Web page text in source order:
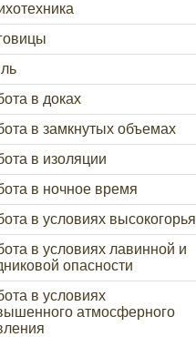
в доках
в замкнутых объемах
в изоляции
в ночное время
в условиях высокогорья
в условиях лавинной и
опасности
в условиях
атмосферного